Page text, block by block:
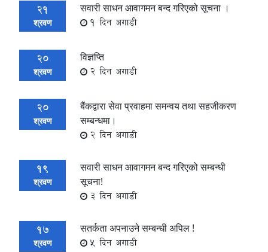
21
श्रवण
सवारी साधन आवागमन बन्द गरिएको सूचना ।
1 दिन अगाडी
20
श्रवण
विज्ञप्ति
2 दिन अगाडी
20
श्रवण
बैंकद्वारा सेवा प्रवाहमा समन्वय तथा सहजीकरण
सम्बन्धमा।
2 दिन अगाडी
19
श्रवण
सवारी साधन आवागमन बन्द गरिएको सम्बन्धी
सूचना!
3 दिन अगाडी
17
श्रवण
सतर्कता अपनाउने सम्बन्धी अपिल !
5 दिन अगाडी